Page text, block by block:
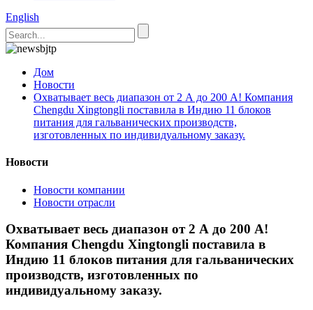
English
Дом
Новости
Охватывает весь диапазон от 2 А до 200 А! Компания
Chengdu Xingtongli поставила в Индию 11 блоков
питания для гальванических производств,
изготовленных по индивидуальному заказу.
Новости
Новости компании
Новости отрасли
Охватывает весь диапазон от 2 А до 200 А!
Компания Chengdu Xingtongli поставила в
Индию 11 блоков питания для гальванических
производств, изготовленных по
индивидуальному заказу.